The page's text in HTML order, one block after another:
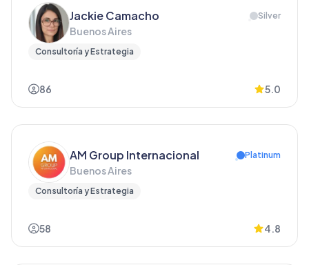
Jackie Camacho Silver
Buenos Aires
Consultoría y Estrategia
86 5.0
AM Group Internacional Platinum
Buenos Aires
Consultoría y Estrategia
58 4.8